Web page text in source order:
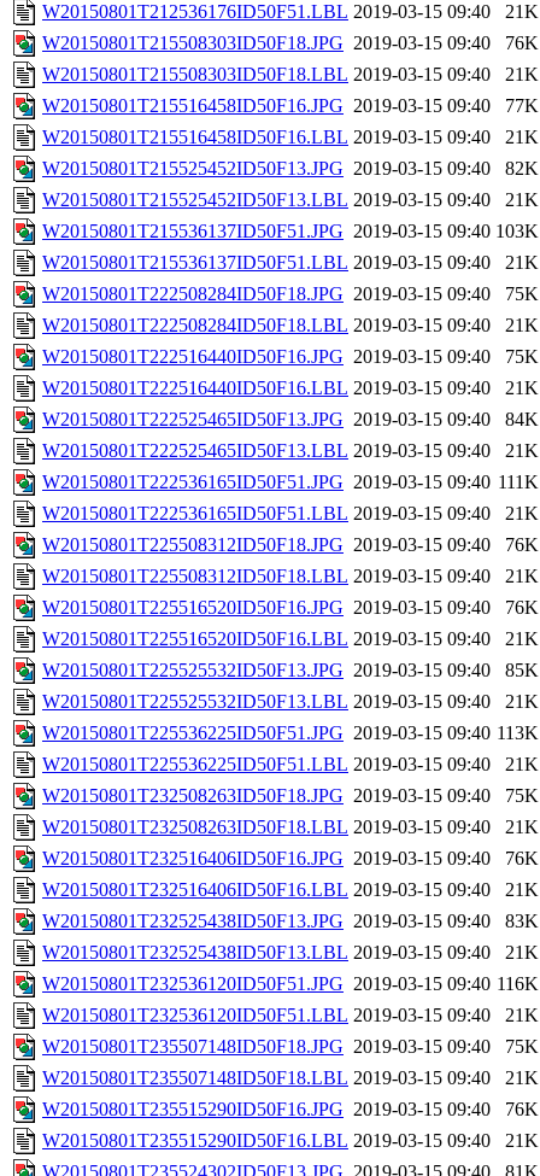
W20150801T212536176ID50F51.LBL 2019-03-15 09:40
21K
W20150801T215508303ID50F18.JPG 2019-03-15 09:40
76K
W20150801T215508303ID50F18.LBL 2019-03-15 09:40
21K
W20150801T215516458ID50F16.JPG 2019-03-15 09:40
77K
W20150801T215516458ID50F16.LBL 2019-03-15 09:40
21K
W20150801T215525452ID50F13.JPG 2019-03-15 09:40
82K
W20150801T215525452ID50F13.LBL 2019-03-15 09:40
21K
W20150801T215536137ID50F51.JPG 2019-03-15 09:40 103K
W20150801T215536137ID50F51.LBL 2019-03-15 09:40
21K
W20150801T222508284ID50F18.JPG 2019-03-15 09:40
75K
W20150801T222508284ID50F18.LBL 2019-03-15 09:40
21K
W20150801T222516440ID50F16.JPG 2019-03-15 09:40
75K
W20150801T222516440ID50F16.LBL 2019-03-15 09:40
21K
W20150801T222525465ID50F13.JPG 2019-03-15 09:40
84K
W20150801T222525465ID50F13.LBL 2019-03-15 09:40
21K
W20150801T222536165ID50F51.JPG 2019-03-15 09:40 111K
W20150801T222536165ID50F51.LBL 2019-03-15 09:40
21K
W20150801T225508312ID50F18.JPG 2019-03-15 09:40
76K
W20150801T225508312ID50F18.LBL 2019-03-15 09:40
21K
W20150801T225516520ID50F16.JPG 2019-03-15 09:40
76K
W20150801T225516520ID50F16.LBL 2019-03-15 09:40
21K
W20150801T225525532ID50F13.JPG 2019-03-15 09:40
85K
W20150801T225525532ID50F13.LBL 2019-03-15 09:40
21K
W20150801T225536225ID50F51.JPG 2019-03-15 09:40 113K
W20150801T225536225ID50F51.LBL 2019-03-15 09:40
21K
W20150801T232508263ID50F18.JPG 2019-03-15 09:40
75K
W20150801T232508263ID50F18.LBL 2019-03-15 09:40
21K
W20150801T232516406ID50F16.JPG 2019-03-15 09:40
76K
W20150801T232516406ID50F16.LBL 2019-03-15 09:40
21K
W20150801T232525438ID50F13.JPG 2019-03-15 09:40
83K
W20150801T232525438ID50F13.LBL 2019-03-15 09:40
21K
W20150801T232536120ID50F51.JPG 2019-03-15 09:40 116K
W20150801T232536120ID50F51.LBL 2019-03-15 09:40
21K
W20150801T235507148ID50F18.JPG 2019-03-15 09:40
75K
W20150801T235507148ID50F18.LBL 2019-03-15 09:40
21K
W20150801T235515290ID50F16.JPG 2019-03-15 09:40
76K
W20150801T235515290ID50F16.LBL 2019-03-15 09:40
21K